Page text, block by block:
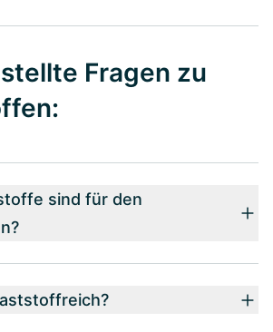
Fragen zu
sind für den